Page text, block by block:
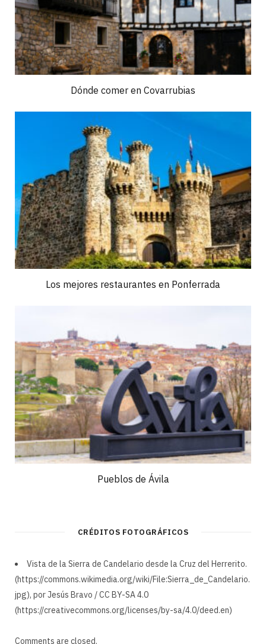
Dónde comer en Covarrubias
Los mejores restaurantes en Ponferrada
Pueblos de Ávila
CRÉDITOS FOTOGRÁFICOS
Vista de la Sierra de Candelario desde la Cruz del Herrerito.
(https://commons.wikimedia.org/wiki/File:Sierra_de_Candelario.
jpg), por Jesús Bravo / CC BY-SA 4.0
(https://creativecommons.org/licenses/by-sa/4.0/deed.en)
Comments are closed.